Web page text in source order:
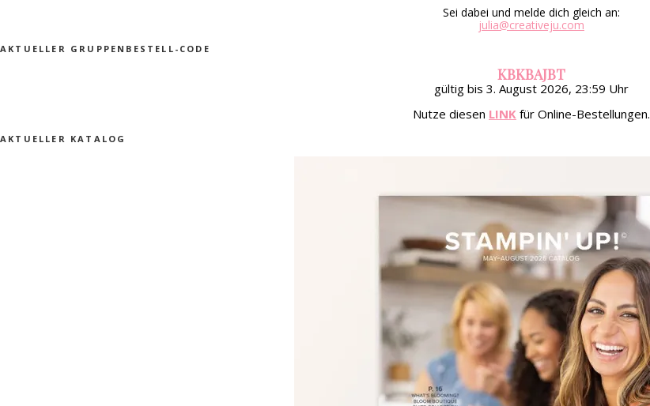
Sei dabei und melde dich gleich an:
julia@creativeju.com
AKTUELLER GRUPPENBESTELL-CODE
KBKBAJBT
gültig bis 3. August 2026, 23:59 Uhr
Nutze diesen LINK für Online-Bestellungen.
AKTUELLER KATALOG